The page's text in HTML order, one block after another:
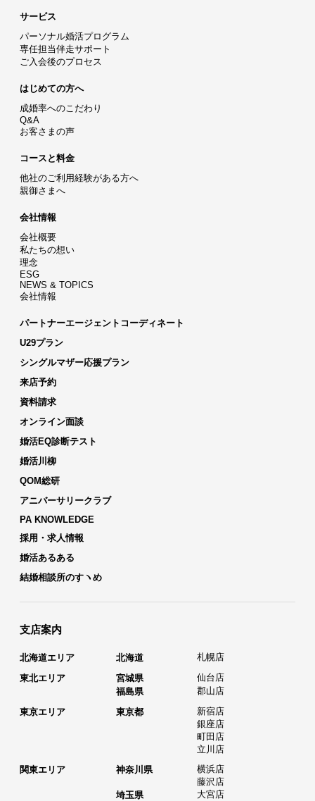
サービス
パーソナル婚活プログラム
専任担当伴走サポート
ご入会後のプロセス
はじめての方へ
成婚率へのこだわり
Q&A
お客さまの声
コースと料金
他社のご利用経験がある方へ
親御さまへ
会社情報
会社概要
私たちの想い
理念
ESG
NEWS & TOPICS
会社情報
パートナーエージェントコーディネート
U29プラン
シングルマザー応援プラン
来店予約
資料請求
オンライン面談
婚活EQ診断テスト
婚活川柳
QOM総研
アニバーサリークラブ
PA KNOWLEDGE
採用・求人情報
婚活あるある
結婚相談所のすヽめ
支店案内
北海道エリア 北海道
札幌店
東北エリア
宮城県
仙台店
福島県
郡山店
東京エリア
東京都
新宿店
銀座店
町田店
立川店
関東エリア
神奈川県
横浜店
藤沢店
埼玉県
大宮店